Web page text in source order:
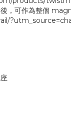
，可作為整個